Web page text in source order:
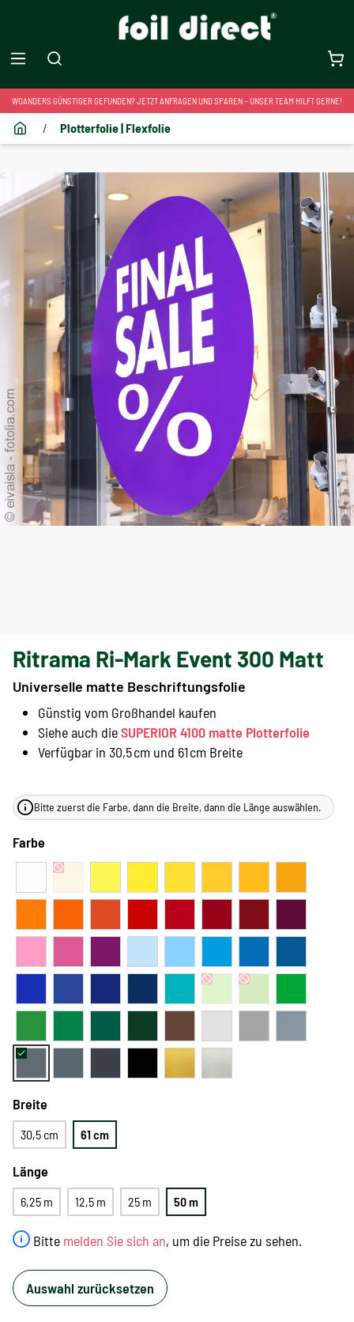
WOANDERS GÜNSTIGER GEFUNDEN? JETZT ANFRAGEN UND SPAREN – UNSER TEAM HILFT GERNE!
/ Plotterfolie | Flexfolie
Ritrama Ri-Mark Event 300 Matt
Universelle matte Beschriftungsfolie
Günstig vom Großhandel kaufen
Siehe auch dieSUPERIOR 4100 matte Plotterfolie
Verfügbar in 30,5 cm und 61 cm Breite
Bitte melden Sie sich an, um die Preise zu sehen.
Bitte zuerst die Farbe, dann die Breite, dann die Länge auswählen.
Farbe
Breite
30,5 cm 61 cm
Länge
6,25 m 12,5 m 25 m 50 m
Auswahl zurücksetzen